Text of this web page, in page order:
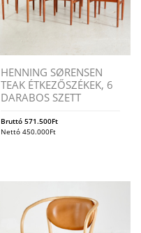
HENNING SØRENSEN
TEAK ÉTKEZŐSZÉKEK, 6
DARABOS SZETT
Bruttó571.500Ft
Nettó450.000Ft